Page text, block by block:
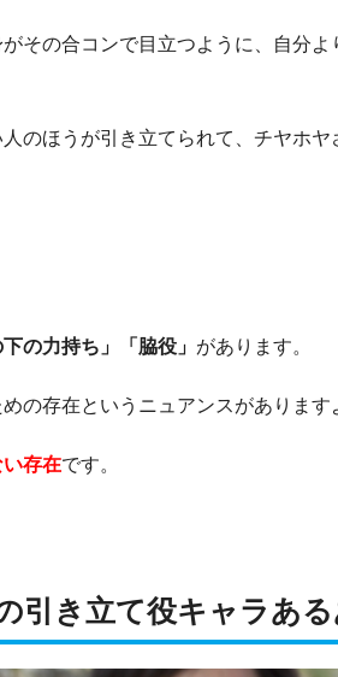
その合コンで目立つように、自分
のほうが引き立てられて、チヤホヤ
下の力持ち」「脇役」 があります。
の存在というニュアンスがあります
い存在です。
引き立て役キャラある